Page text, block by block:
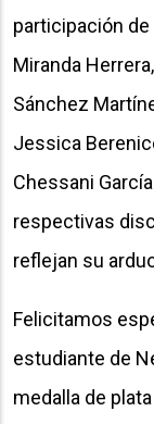
participación
Miranda
Sánchez
Jessica
Chessani
respectivas
reflejan su
Felicitamos
estudiante de
medalla de